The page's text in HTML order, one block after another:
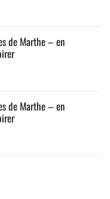
de Marthe – en
de Marthe – en